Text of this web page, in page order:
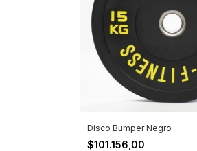
Disco Bumper Negro
$101.156,00